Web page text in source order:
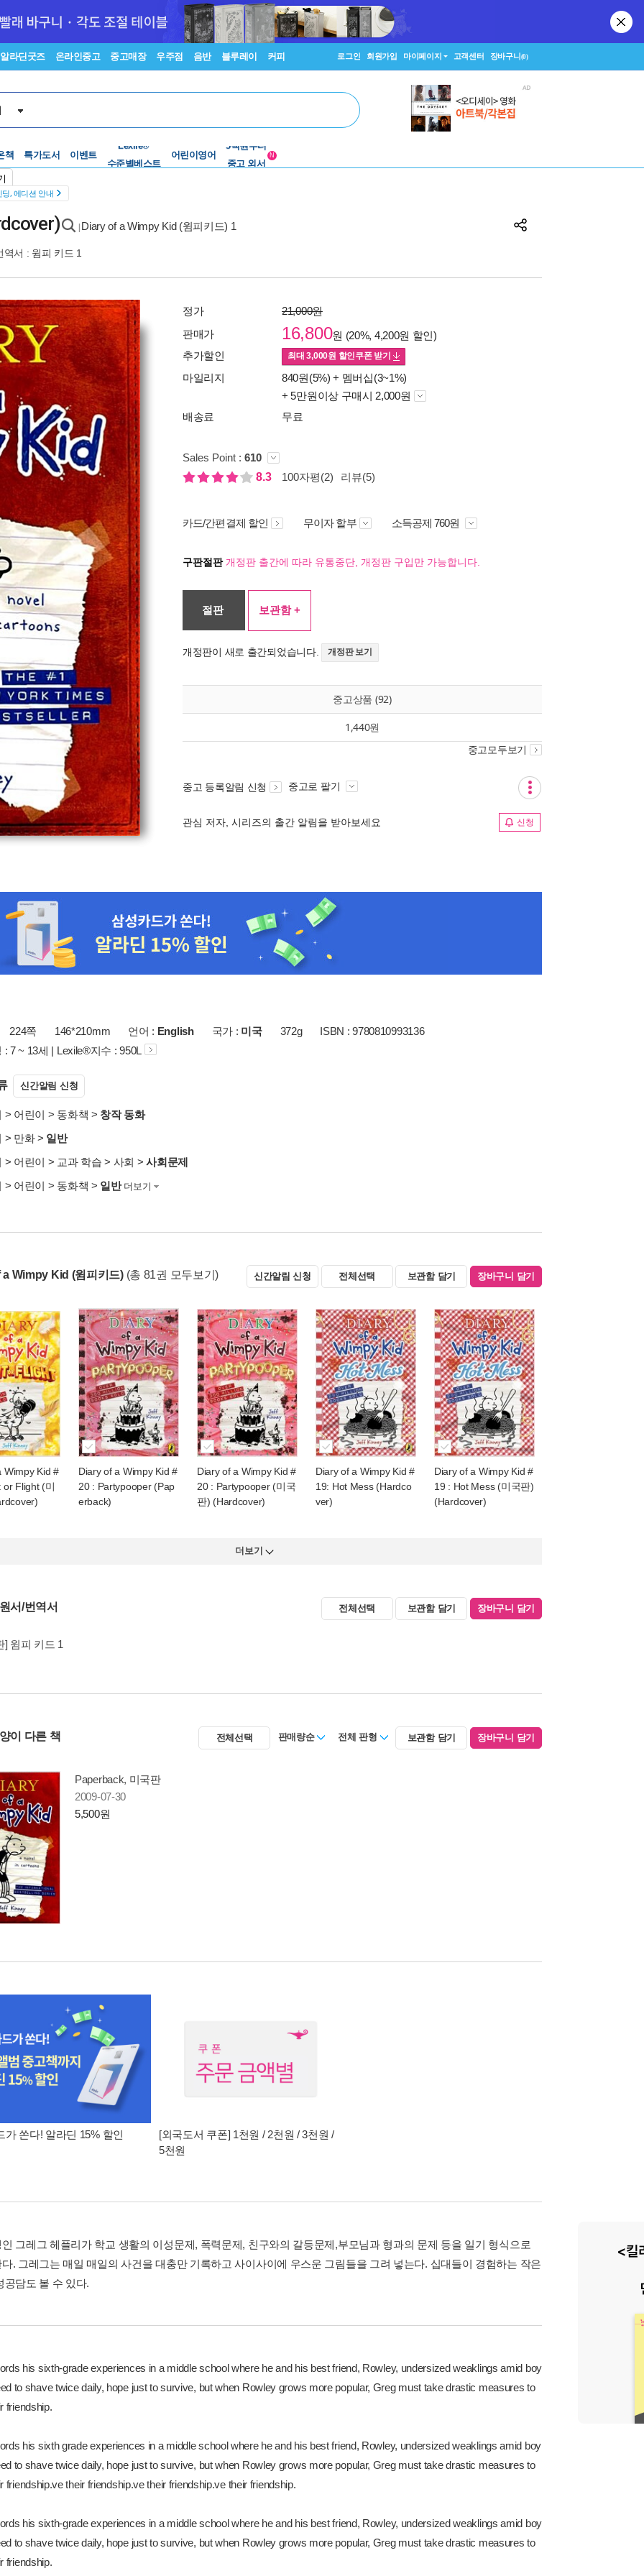
알라딘굿즈 온라인중고 중고매장 우주점 음반 블루레이 커피 로그인 회원가입 마이페이지 고객센터 장바구니(0)
책 특가도서 이벤트 어린이영어 N
딩, 에디션 안내
Diary of a Wimpy Kid (윔피키드) 1
역서 : 윔피 키드 1
정가
21,000원
판매가
16,800원 (20%, 4,200원 할인)
추가할인
최대3,000원 할인쿠폰 받기
마일리지 840원(5%) + 멤버십(3~1%)
+ 5만원이상 구매시 2,000원
배송료
무료
Sales Point : 610
8.3
100자평(2) 리뷰(5)
카드/간편결제 할인 무이자 할부 소득공제 760원
구판절판개정판 출간에 따라 유통중단, 개정판 구입만 가능합니다.
절판 보관함 +
개정판이 새로 출간되었습니다. 개정판 보기
중고상품 (92)
1,440원
중고모두보기
중고 등록알림 신청 중고로 팔기
관심 저자, 시리즈의 출간 알림을 받아보세요 신청
224쪽 146*210mm 언어 : English 국가 : 미국 372g
ISBN : 9780810993136
: 7 ~ 13세 | Lexile®지수 : 950L
신간알림 신청
> 어린이 > 동화책 > 창작 동화
> 만화> 일반
> 어린이 > 교과 학습 > 사회 >사회문제
> 어린이 > 동화책 > 일반 더보기
Wimpy Kid (윔피키드) (총 81권 모두보기) 신간알림 신청 전체선택 보관함 담기 장바구니 담기
Wimpy Kid #
or Flight (미
Diary of a Wimpy Kid #
20 : Partypooper (Pap
erback)
Diary of a Wimpy Kid #
20 : Partypooper (미국
판) (Hardcover)
Diary of a Wimpy Kid #
19: Hot Mess (Hardco
ver)
Diary of a Wimpy Kid #
19 : Hot Mess (미국판)
(Hardcover)
더보기
서/번역서 전체선택 보관함 담기 장바구니 담기
] 윔피 키드 1
이 다른 책 전체선택 판매량순 전체 판형 보관함 담기 장바구니 담기
Paperback, 미국판
2009-07-30
5,500원
가 쏜다! 알라딘 15% 할인
[외국도서 쿠폰] 1천원 / 2천원 / 3천원 /
5천원
그레그 헤플리가 학교 생활의 이성문제, 폭력문제, 친구와의 갈등문제,부모님과 형과의 문제 등을 일기 형식으로
. 그레그는 매일 매일의 사건을 대충만 기록하고 사이사이에 우스운 그림들을 그려 넣는다. 십대들이 경험하는 작은
공담도 볼 수 있다.
his sixth-grade experiences in a middle school where he and his best friend, Rowley, undersized weaklings amid boy
to shave twice daily, hope just to survive, but when Rowley grows more popular, Greg must take drastic measures to
friendship.
his sixth grade experiences in a middle school where he and his best friend, Rowley, undersized weaklings amid boy
to shave twice daily, hope just to survive, but when Rowley grows more popular, Greg must take drastic measures to
friendship.ve their friendship.ve their friendship.ve their friendship.
his sixth-grade experiences in a middle school where he and his best friend, Rowley, undersized weaklings amid boy
to shave twice daily, hope just to survive, but when Rowley grows more popular, Greg must take drastic measures to
friendship.